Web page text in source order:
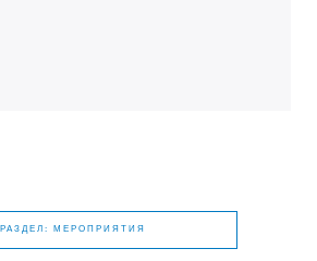
РАЗДЕЛ: МЕРОПРИЯТИЯ